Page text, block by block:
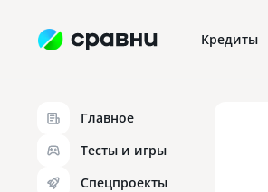
Кредиты
Главное
Тесты и игры
Спецпроекты